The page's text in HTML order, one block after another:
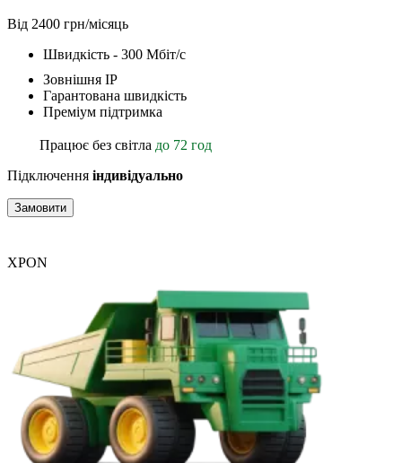
Від 2400 грн/місяць
Швидкість - 300 Мбіт/с
Зовнішня ІР
Гарантована швидкість
Преміум підтримка
Працює без світла до 72 год
Підключення індивідуально
Замовити
XPON